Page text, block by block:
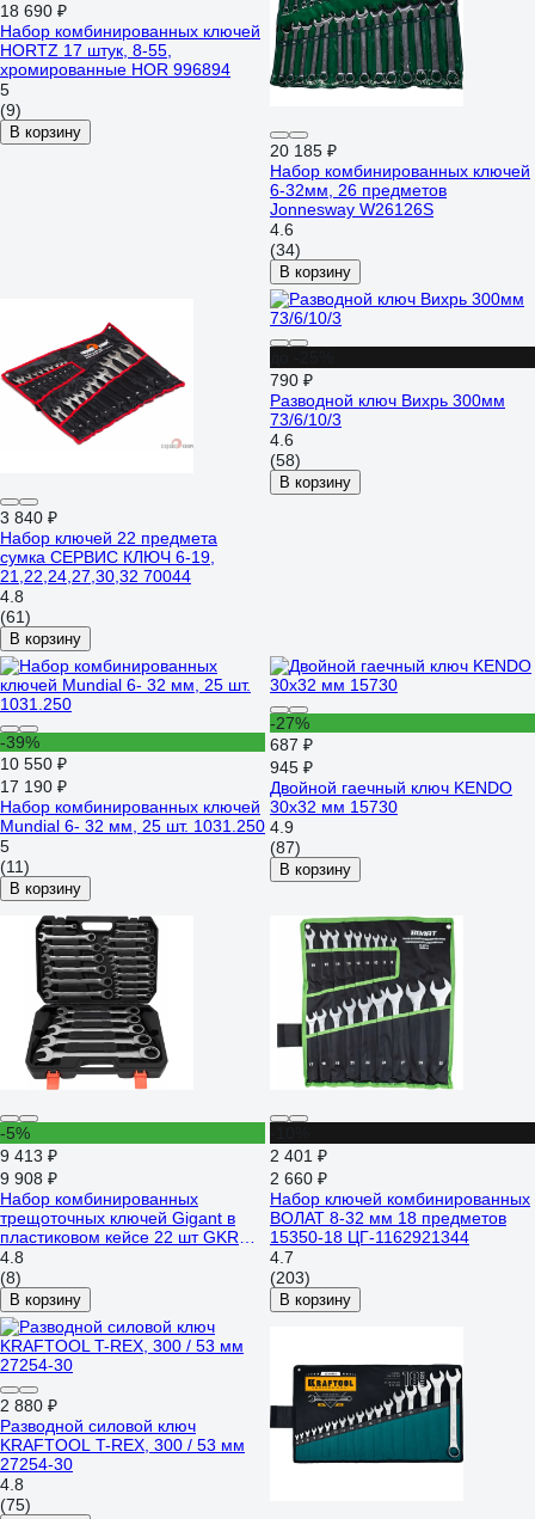
18 690 ₽
Набор комбинированных ключей
HORTZ 17 штук, 8-55,
хромированные HOR 996894
5
(9)
В корзину
20 185 ₽
Набор комбинированных ключей
6-32мм, 26 предметов
Jonnesway W26126S
4.6
(34)
В корзину
3 840 ₽
Набор ключей 22 предмета
сумка СЕРВИС КЛЮЧ 6-19,
21,22,24,27,30,32 70044
4.8
(61)
В корзину
790 ₽
Разводной ключ Вихрь 300мм
73/6/10/3
4.6
(58)
В корзину
-39%
10 550 ₽
17 190 ₽
Набор комбинированных ключей
Mundial 6- 32 мм, 25 шт. 1031.250
5
(11)
В корзину
-27%
687 ₽
945 ₽
Двойной гаечный ключ KENDO
30x32 мм 15730
4.9
(87)
В корзину
-5%
9 413 ₽
9 908 ₽
Набор комбинированных
трещоточных ключей Gigant в
пластиковом кейсе 22 шт GKRC-
22
4.8
(8)
В корзину
2 401 ₽
2 660 ₽
Набор ключей комбинированных
ВОЛАТ 8-32 мм 18 предметов
15350-18 ЦГ-1162921344
4.7
(203)
В корзину
2 880 ₽
Разводной силовой ключ
KRAFTOOL T-REX, 300 / 53 мм
27254-30
4.8
(75)